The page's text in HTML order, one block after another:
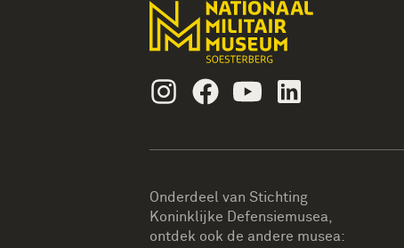
InstagramFacebookYoutube
Onderdeel van Stichting
Koninklijke Defensiemusea,
ontdek ook de andere musea: